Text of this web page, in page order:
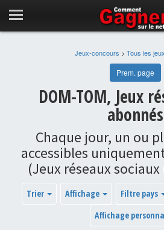
Jeux-concours > Tous les
Prem. page
DOM-TOM, Jeux
abonnés
Chaque jour, un ou
accessibles
(Jeux réseaux
Trier Affichage Filtre pays
Affichage